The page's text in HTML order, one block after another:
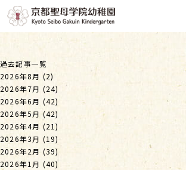
過去記事一覧
2026年8月 (2)
2026年7月 (24)
2026年6月 (42)
2026年5月 (42)
2026年4月 (21)
2026年3月 (19)
2026年2月 (39)
2026年1月 (40)